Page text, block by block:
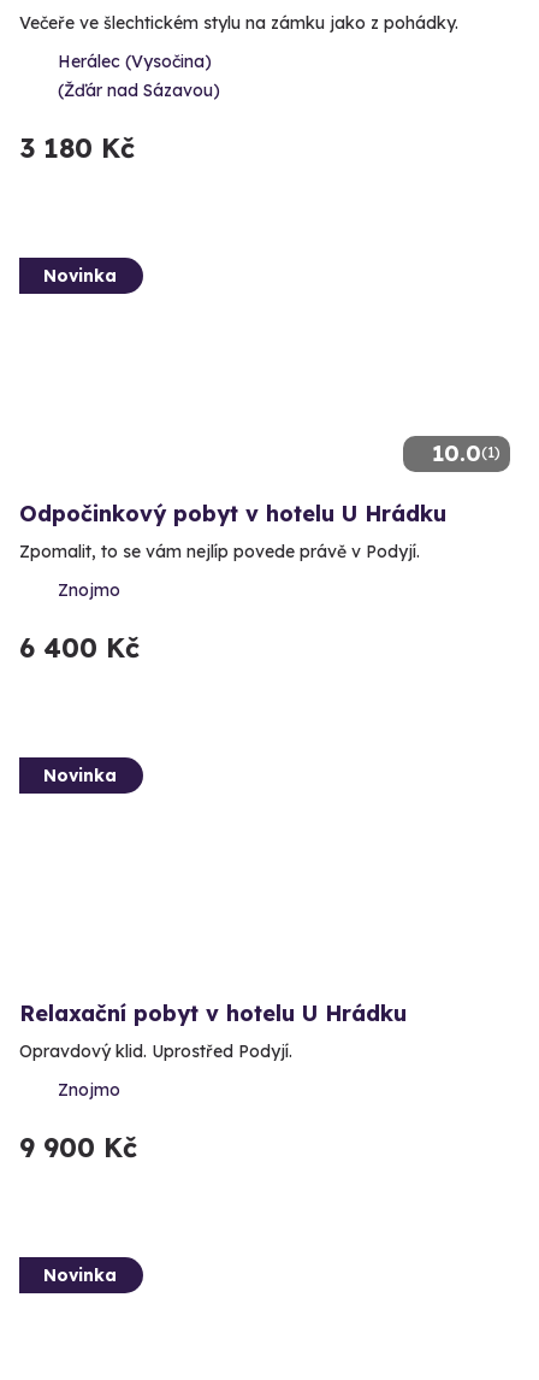
Večeře ve šlechtickém stylu na zámku jako z pohádky.
Herálec (Vysočina)
(Žďár nad Sázavou)
3 180 Kč
10.0(1)
Novinka
Odpočinkový pobyt v hotelu U Hrádku
Zpomalit, to se vám nejlíp povede právě v Podyjí.
Znojmo
6 400 Kč
Novinka
Relaxační pobyt v hotelu U Hrádku
Opravdový klid. Uprostřed Podyjí.
Znojmo
9 900 Kč
Novinka